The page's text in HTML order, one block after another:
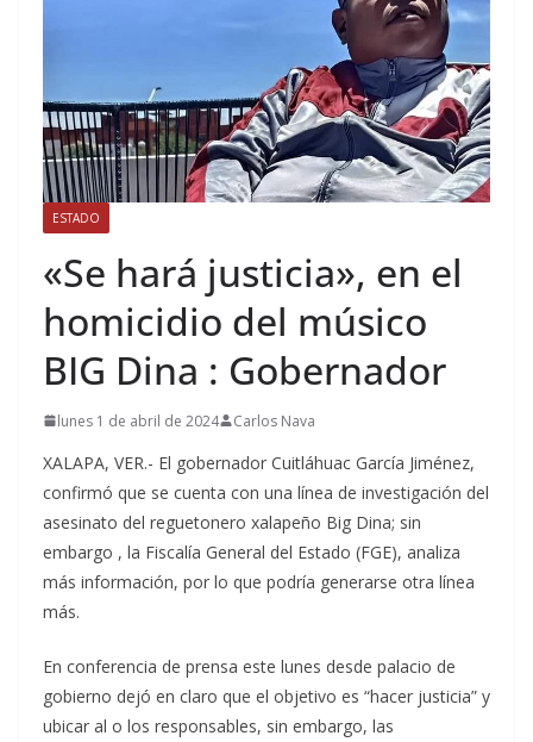
ESTADO
«Se hará justicia», en el
homicidio del músico
BIG Dina : Gobernador
lunes 1 de abril de 2024 Carlos Nava
XALAPA, VER.- El gobernador Cuitláhuac García Jiménez,
confirmó que se cuenta con una línea de investigación del
asesinato del reguetonero xalapeño Big Dina; sin
embargo , la Fiscalía General del Estado (FGE), analiza
más información, por lo que podría generarse otra línea
más.
En conferencia de prensa este lunes desde palacio de
gobierno dejó en claro que el objetivo es “hacer justicia” y
ubicar al o los responsables, sin embargo, las